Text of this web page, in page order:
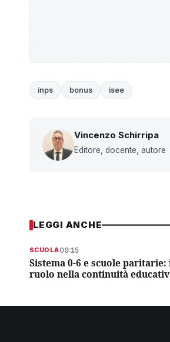
inps bonus isee
Vincenzo Schirripa
Editore, docente, autore
LEGGI ANCHE
SCUOLA09:15
Sistema 0-6 e scuole paritarie:
ruolo nella continuità